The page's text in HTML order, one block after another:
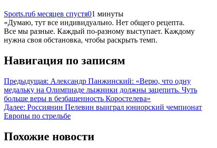
Sports.ru6 месяцев спустя01 минуты
«Думаю, тут все индивидуально. Нет общего рецепта.
Все мы разные. Каждый по-разному выступает. Каждому
нужна своя обстановка, чтобы раскрыть темп.
Навигация по записям
Предыдущая: Александр Панжинский: «Верю, что одну
медальку на Олимпиаде лыжники должны зацепить. Чуть
больше веры в безбашенность Коростелева»
Далее: Россиянин Пелевин выиграл юниорский чемпионат
Европы по стрельбе
Похожие новости